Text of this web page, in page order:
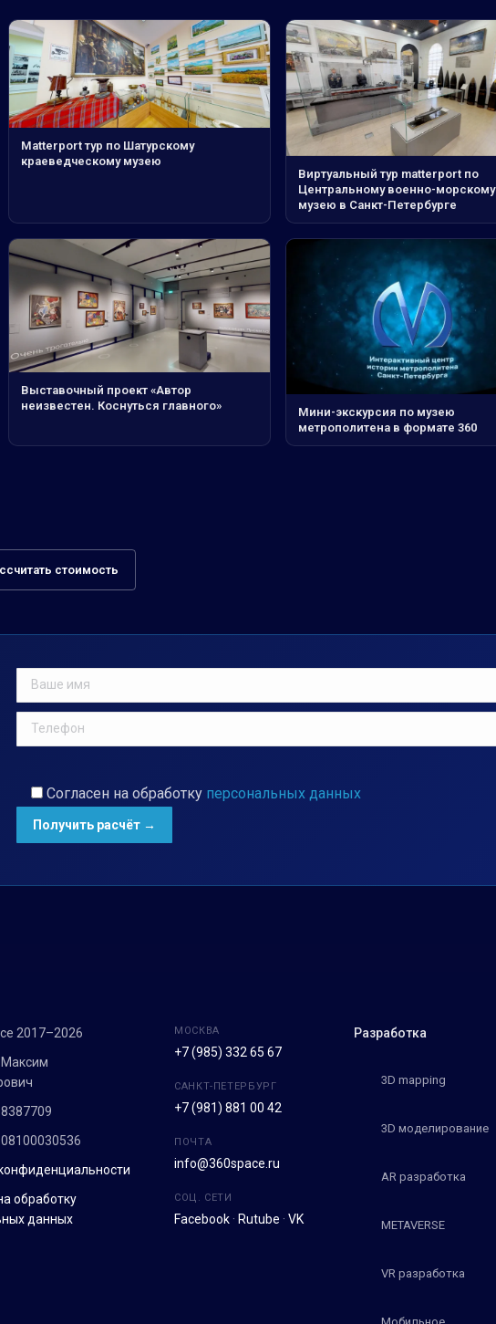
Matterport тур по Шатурскому
краеведческому музею
Виртуальный тур matterport по
Центральному военно-морскому
музею в Санкт-Петербурге
Выставочный проект «Автор
неизвестен. Коснуться главного»
Мини-экскурсия по музею
метрополитена в формате 360
стоимость
Согласен на обработку персональных данных
2017–2026
Максим
обработку
данных
МОСКВА
+7 (985) 332 65 67
САНКТ-ПЕТЕРБУРГ
+7 (981) 881 00 42
ПОЧТА
info@360space.ru
СОЦ. СЕТИ
Facebook· Rutube · VK
Разработка
3D mapping
3D моделирование
AR разработка
METAVERSE
VR разработка